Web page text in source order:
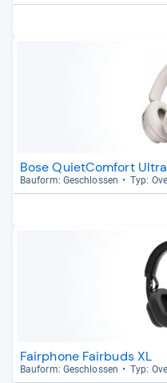
Bose QuietComfort
Bau­form: Geschlos­sen Typ:
Fairphone Fairbuds XL
Bau­form: Geschlos­sen Typ: